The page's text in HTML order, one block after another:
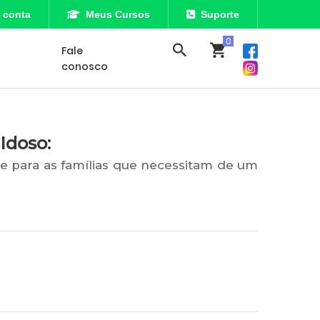
conta Meus Cursos Suporte
Fale
conosco
as famílias que necessitam de um